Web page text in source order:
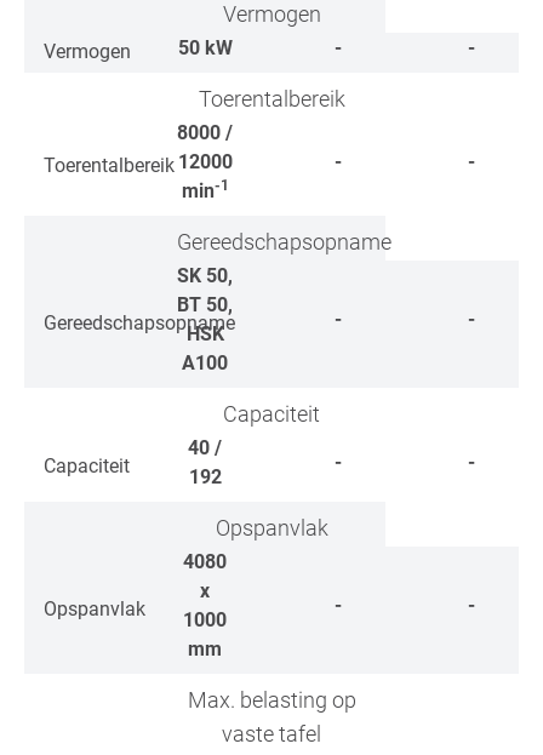
Vermogen
Vermogen 50 kW - -
Toerentalbereik
Toerentalbereik
8000 /
12000
min-1
- -
Gereedschapsopname
Gereedschapsopname
SK 50,
BT 50,
HSK
A100
- -
Capaciteit
Capaciteit
40 /
192
- -
Opspanvlak
Opspanvlak
4080
x
1000
mm
- -
Max. belasting op
vaste tafel